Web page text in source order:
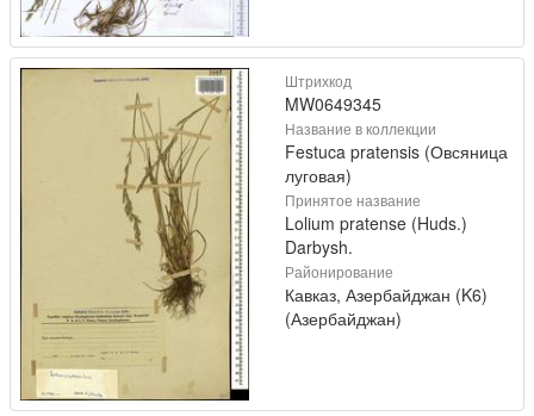
Штрихкод
MW0649345
Название в коллекции
Festuca pratensis (Овсяница
луговая)
Принятое название
Lolium pratense (Huds.)
Darbysh.
Районирование
Кавказ, Азербайджан (K6)
(Азербайджан)